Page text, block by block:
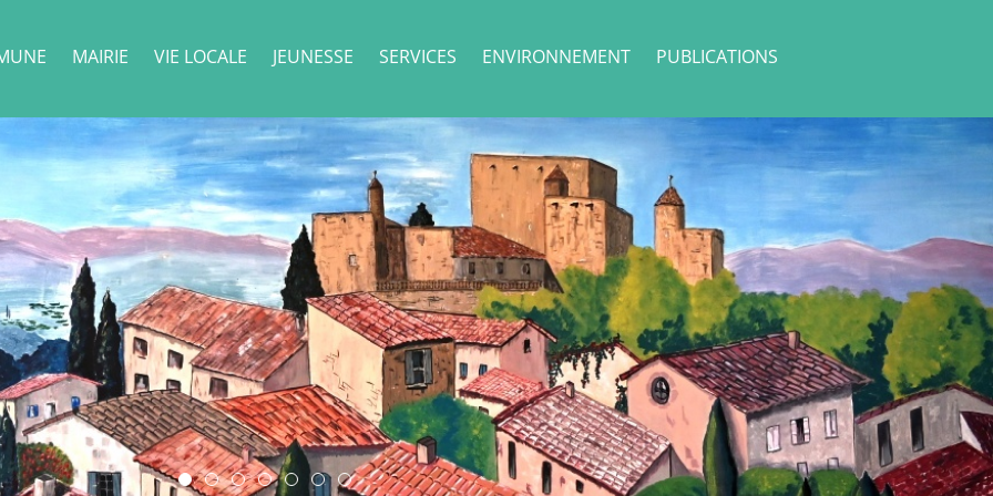
MAIRIE VIE LOCALE JEUNESSE SERVICES ENVIRONNEMENT PUBLICATIONS